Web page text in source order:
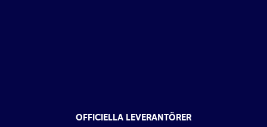
OFFICIELLA LEVERANTÖRER